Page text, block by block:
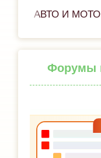
АВТО И МОТО
Форумы